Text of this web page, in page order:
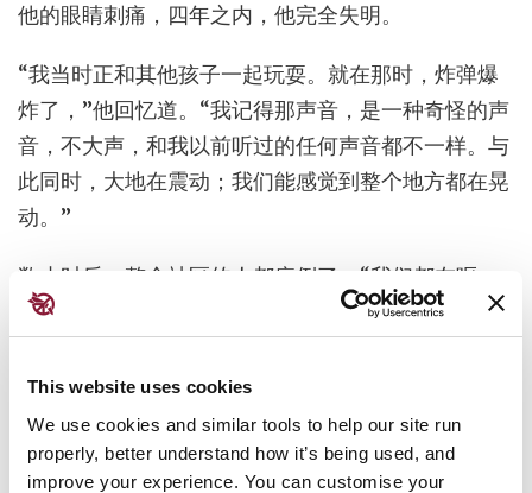
This website uses cookies
We use cookies and similar tools to help our site run
properly, better understand how it’s being used, and
improve your experience. You can customise your
他的眼睛刺痛，四年之内，他完全失明。
“我当时正和其他孩子一起玩耍。就在那时，炸弹爆
炸了，”他回忆道。“我记得那声音，是一种奇怪的声
音，不大声，和我以前听过的任何声音都不一样。与
此同时，大地在震动；我们能感觉到整个地方都在晃
动。”
数小时后，整个社区的人都病倒了。“我们都在呕
吐；我们腹泻、皮肤起疹、眼睛疼痛，”他说，“一些
民社区的主要倡导者。自他2017年去世后，他的孩子
们继承了争取正义的斗争。